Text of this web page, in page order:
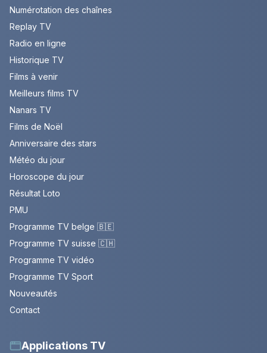
Numérotation des chaînes
Replay TV
Radio en ligne
Historique TV
Films à venir
Meilleurs films TV
Nanars TV
Films de Noël
Anniversaire des stars
Météo du jour
Horoscope du jour
Résultat Loto
PMU
Programme TV belge 🇧🇪
Programme TV suisse 🇨🇭
Programme TV vidéo
Programme TV Sport
Nouveautés
Contact
Applications TV